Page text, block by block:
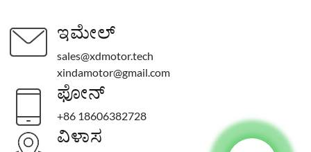
ಇಮೇಲ್
sales@xdmotor.tech
xindamotor@gmail.com
ಫೋನ್
+86 18606382728
ವಿಳಾಸ